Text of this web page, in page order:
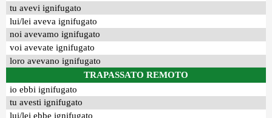
tu avevi ignifugato
lui/lei aveva ignifugato
noi avevamo ignifugato
voi avevate ignifugato
loro avevano ignifugato
TRAPASSATO REMOTO
io ebbi ignifugato
tu avesti ignifugato
lui/lei ebbe ignifugato